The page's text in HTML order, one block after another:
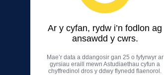
Ar y cyfan, rydw i’n fodlon ag
ansawdd y cwrs.
Mae’r data a ddangosir gan 25 o fyfyrwyr ar
gyrsiau eraill mewn Astudiaethau cyfun a
chyffredinol dros y ddwy flynedd flaenorol.